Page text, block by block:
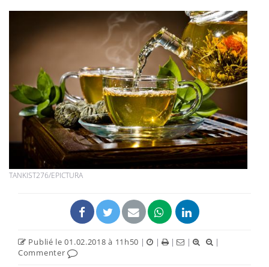
TANKIST276/EPICTURA
Publié le 01.02.2018 à 11h50 | | | |
|
Commenter